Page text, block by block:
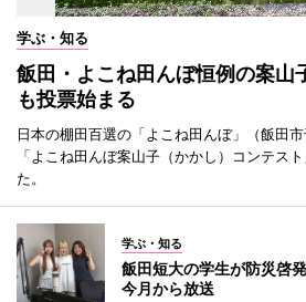
学ぶ・知る
飯田・よこね田んぼ恒例の案
も投票始まる
日本の棚田百選の「よこね田んぼ」（飯田
「よこね田んぼ案山子（かかし）コンテス
た。
学ぶ・知る
飯田短大の学生が防災啓
今月から放送